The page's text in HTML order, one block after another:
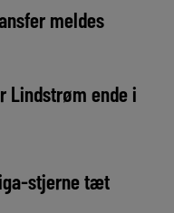
meldes
Lindstrøm ende i
stjerne tæt